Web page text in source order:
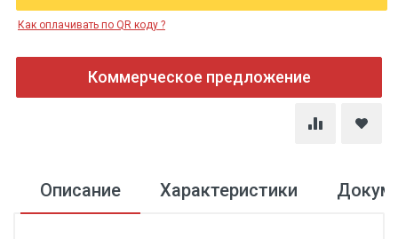
Как оплачивать по QR коду ?
Коммерческое предложение
Описание Характеристики